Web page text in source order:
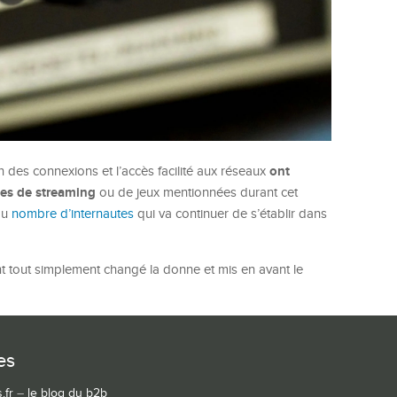
connexions et l’accès facilité aux réseaux ont
de streaming ou de jeux mentionnées durant cet
nombre d’internautes qui va continuer de s’établir dans
tout simplement changé la donne et mis en avant le
– le blog du b2b